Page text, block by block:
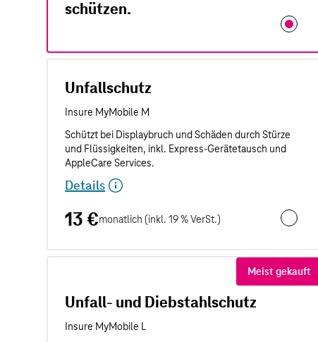
schützen.
Unfallschutz
Details
13 €monatlich (inkl. 19 % VerSt.)
Meist gekauft
Unfall- und Diebstahlschutz